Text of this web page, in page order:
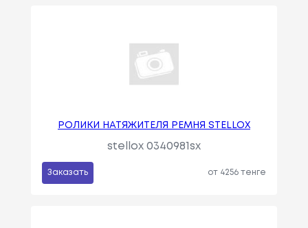
РОЛИКИ НАТЯЖИТЕЛЯ РЕМНЯ STELLOX
stellox 0340981sx
Заказать от 4256 тенге